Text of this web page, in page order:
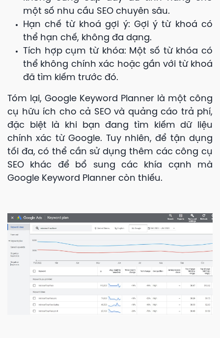
một số nhu cầu SEO chuyên sâu.
Hạn chế từ khoá gợi ý: Gợi ý từ khoá có
thể hạn chế, không đa dạng.
Tích hợp cụm từ khóa: Một số từ khóa có
thể không chính xác hoặc gần với từ khoá
đã tìm kiếm trước đó.
Tóm lại, Google Keyword Planner là một công
cụ hữu ích cho cả SEO và quảng cáo trả phí,
đặc biệt là khi bạn đang tìm kiếm dữ liệu
chính xác từ Google. Tuy nhiên, để tận dụng
tối đa, có thể cần sử dụng thêm các công cụ
SEO khác để bổ sung các khía cạnh mà
Google Keyword Planner còn thiếu.